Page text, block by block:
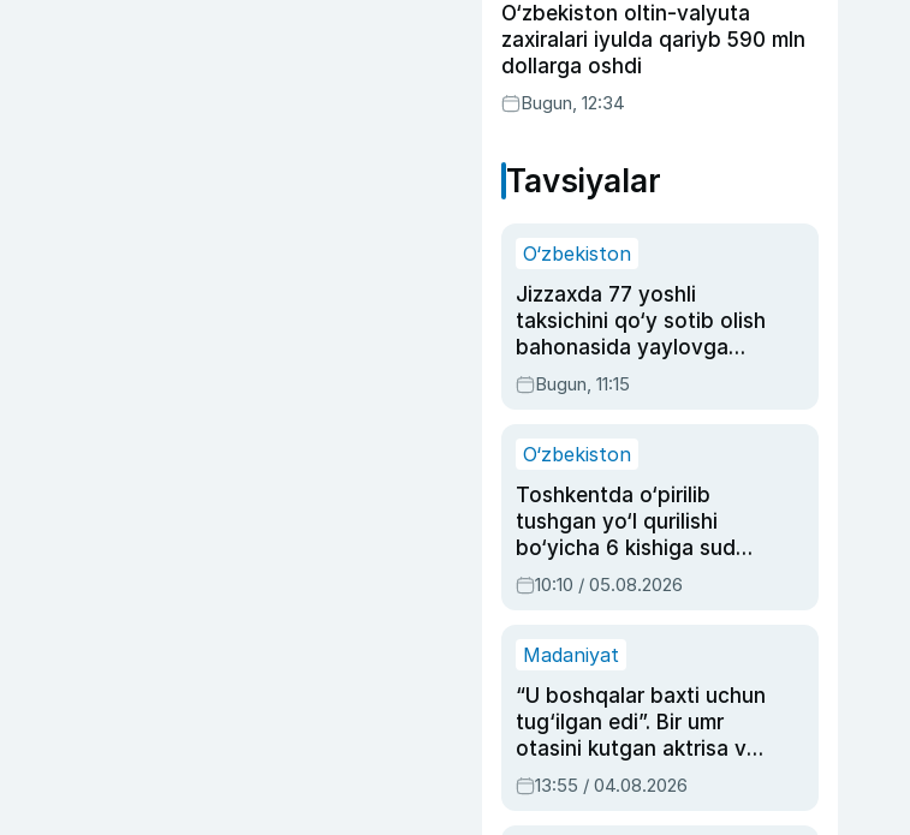
O‘zbekiston oltin-valyuta
zaxiralari iyulda qariyb 590 mln
dollarga oshdi
Bugun, 12:34
Tavsiyalar
O‘zbekiston
Jizzaxda 77 yoshli
taksichini qo‘y sotib olish
bahonasida yaylovga
olib borib o‘ldirgan yigit
20 yilga qamaldi
Bugun, 11:15
O‘zbekiston
Toshkentda o‘pirilib
tushgan yo‘l qurilishi
bo‘yicha 6 kishiga sud
hukmi o‘qildi
10:10 / 05.08.2026
Madaniyat
“U boshqalar baxti uchun
tug‘ilgan edi”. Bir umr
otasini kutgan aktrisa va
dublyaj ustasi Rimma
Ahmedovaning
13:55 / 04.08.2026